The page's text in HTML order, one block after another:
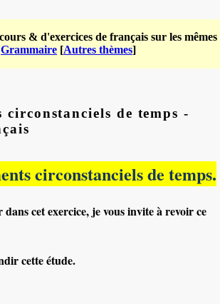
& d'exercices de français sur les mêmes
Grammaire [Autres thèmes]
circonstanciels de temps -
circonstanciels de temps.
cet exercice, je vous invite à revoir ce
cette étude.